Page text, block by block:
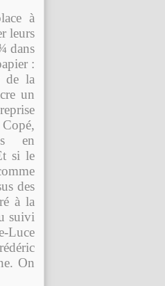
à
leurs
dans
:
de la
un
en
si le
des
à la
suivi
Luce
On